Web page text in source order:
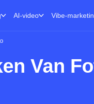
AI-video Vibe-
Van